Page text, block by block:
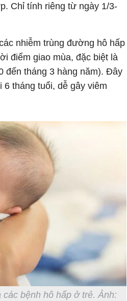
Chỉ tính riêng từ ngày 1/3-
nhiễm trùng đường hô hấp
điểm giao mùa, đặc biệt là
đến tháng 3 hàng năm). Đây
tháng tuổi, dễ gây viêm
bệnh hô hấp ở trẻ. Ảnh: